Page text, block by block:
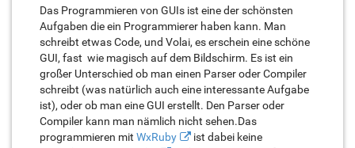
Das Programmieren von GUIs ist eine der schönsten
Aufgaben die ein Programmierer haben kann. Man
schreibt etwas Code, und Volai, es erschein eine schöne
GUI, fast wie magisch auf dem Bildschirm. Es ist ein
großer Unterschied ob man einen Parser oder Compiler
schreibt (was natürlich auch eine interessante Aufgabe
ist), oder ob man eine GUI erstellt. Den Parser oder
Compiler kann man nämlich nicht sehen.Das
programmieren mit WxRuby
ist dabei keine